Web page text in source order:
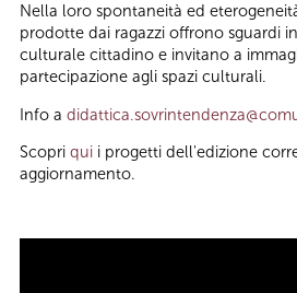
Nella loro spontaneità ed
prodotte dai ragazzi offrono sguardi
culturale cittadino e invitano a
partecipazione agli spazi culturali.
Info a
Scopri qui i progetti dell'edizione
aggiornamento.